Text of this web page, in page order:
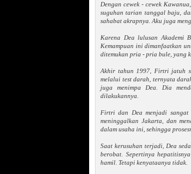
Dengan cewek - cewek
suguhan tarian tanggal baju,
sahabat akrapnya. Aku juga
Karena Dea lulusan Akademi
Kemampuan ini dimanfaatkan
ditemukan pria - pria bule, yang
Akhir tahun 1997, Firtri jatuh
melalui test darah, ternyata
juga menimpa Dea. Dia
dilakukannya.
Firtri dan Dea menjadi sangat
meninggalkan Jakarta, dan
dalam usaha ini, sehingga
Saat kerusuhan terjadi, Dea
berobat. Sepertinya
hamil. Tetapi kenyataanya tidak.